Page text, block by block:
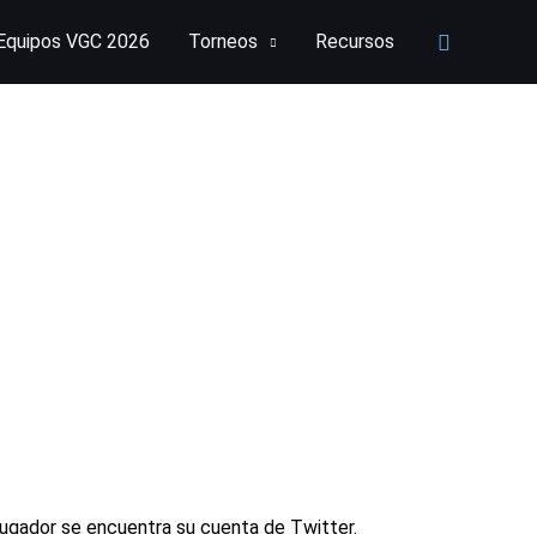
VGC 2026 Torneos Recursos Buscar
se encuentra su cuenta de Twitter.